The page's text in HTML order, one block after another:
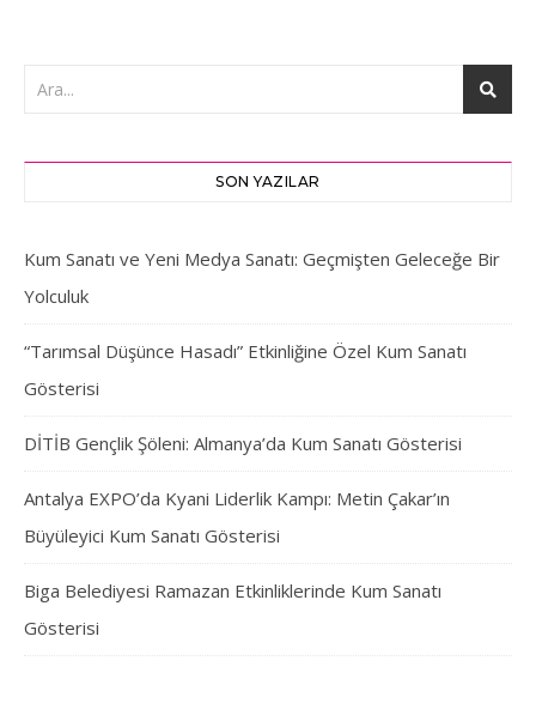
SON YAZILAR
Kum Sanatı ve Yeni Medya Sanatı: Geçmişten Geleceğe Bir
Yolculuk
“Tarımsal Düşünce Hasadı” Etkinliğine Özel Kum Sanatı
Gösterisi
DİTİB Gençlik Şöleni: Almanya’da Kum Sanatı Gösterisi
Antalya EXPO’da Kyani Liderlik Kampı: Metin Çakar’ın
Büyüleyici Kum Sanatı Gösterisi
Biga Belediyesi Ramazan Etkinliklerinde Kum Sanatı
Gösterisi